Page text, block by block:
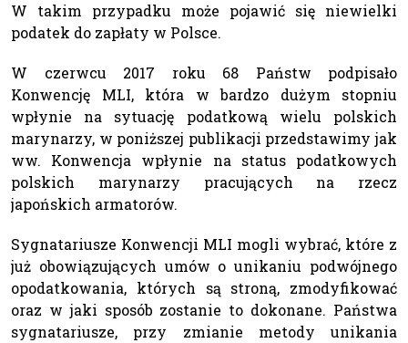
W takim przypadku może pojawić się niewielki
podatek do zapłaty w Polsce.
W czerwcu 2017 roku 68 Państw podpisało
Konwencję MLI, która w bardzo dużym stopniu
wpłynie na sytuację podatkową wielu polskich
marynarzy, w poniższej publikacji przedstawimy jak
ww. Konwencja wpłynie na status podatkowych
polskich marynarzy pracujących na rzecz
japońskich armatorów.
Sygnatariusze Konwencji MLI mogli wybrać, które z
już obowiązujących umów o unikaniu podwójnego
opodatkowania, których są stroną, zmodyfikować
oraz w jaki sposób zostanie to dokonane. Państwa
sygnatariusze, przy zmianie metody unikania